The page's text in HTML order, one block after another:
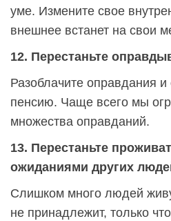
уме. Измените свое
внешнее встанет на свои
12. Перестаньте
Разоблачите оправдания и
пенсию. Чаще всего мы
множества оправданий.
13. Перестаньте
ожиданиями других
Слишком много людей
не принадлежит, только